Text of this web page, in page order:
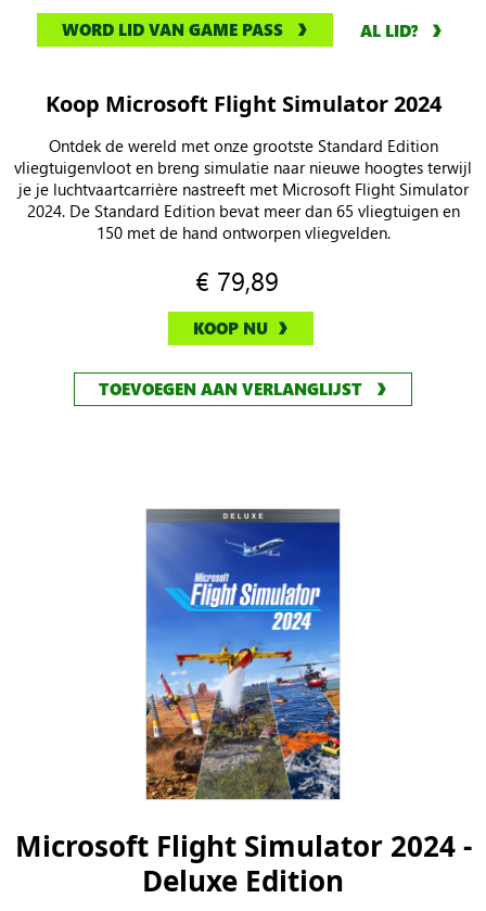
WORD LID VAN GAME PASS AL LID?
Koop Microsoft Flight Simulator 2024
Ontdek de wereld met onze grootste Standard Edition
vliegtuigenvloot en breng simulatie naar nieuwe hoogtes terwijl
je je luchtvaartcarrière nastreeft met Microsoft Flight Simulator
2024. De Standard Edition bevat meer dan 65 vliegtuigen en
150 met de hand ontworpen vliegvelden.
€ 79,89
KOOP NU
TOEVOEGEN AAN VERLANGLIJST
Microsoft Flight Simulator 2024 -
Deluxe Edition